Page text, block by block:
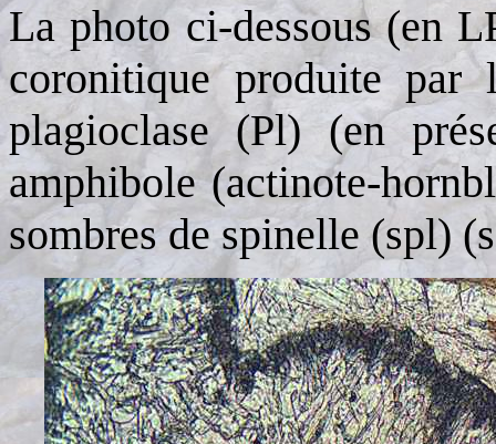
La photo ci-dessous (en
coronitique produite
plagioclase (Pl) (en
amphibole(actinote-
sombres de spinelle (spl)